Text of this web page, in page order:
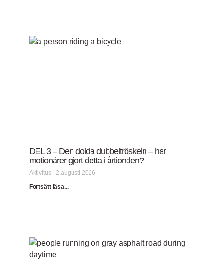
DEL 3 – Den dolda dubbeltröskeln – har
motionärer gjort detta i årtionden?
Aktivitus 2 augusti 2026
Fortsätt läsa...